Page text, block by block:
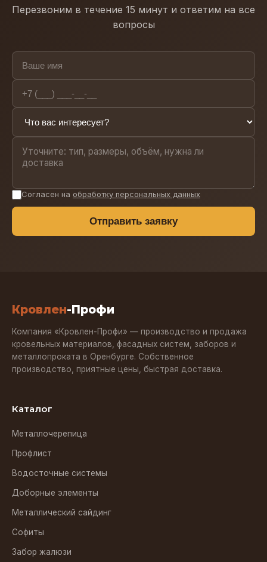
столбами.
Перезвоним в течение 15 минут и ответим на все
вопросы
Согласен на обработку персональных данных
Отправить заявку
Кровлен-Профи
Компания «Кровлен-Профи» — производство и продажа
кровельных материалов, фасадных систем, заборов и
металлопроката в Оренбурге. Собственное
производство, приятные цены, быстрая доставка.
Каталог
Металлочерепица
Профлист
Водосточные системы
Доборные элементы
Металлический сайдинг
Софиты
Забор жалюзи